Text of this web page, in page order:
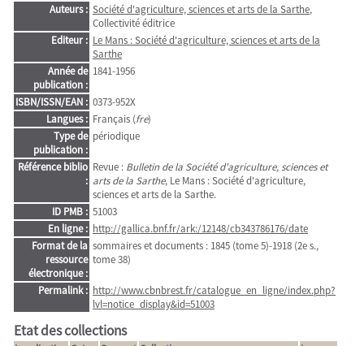
Auteurs : Société d'agriculture, sciences et arts de la Sarthe,
Collectivité éditrice
Editeur : Le Mans : Société d'agriculture, sciences et arts de la
Sarthe
Année de
publication :
1841-1956
ISBN/ISSN/EAN : 0373-952X
Langues : Français (fre)
Type de
publication :
périodique
Référence biblio
:
Revue : Bulletin de la Société d'agriculture, sciences et
arts de la Sarthe, Le Mans : Société d'agriculture,
sciences et arts de la Sarthe.
ID PMB : 51003
En ligne : http://gallica.bnf.fr/ark:/12148/cb343786176/date
Format de la
ressource
électronique :
sommaires et documents : 1845 (tome 5)-1918 (2e s.,
tome 38)
Permalink : http://www.cbnbrest.fr/catalogue_en_ligne/index.php?
lvl=notice_display&id=51003
Etat des collections